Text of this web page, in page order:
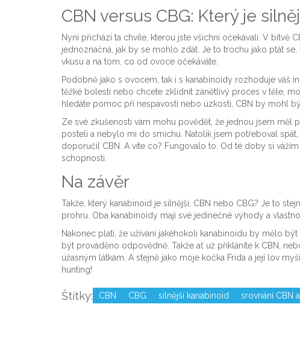
CBN versus CBG: Který je
Nyní přichází ta chvíle, kterou jste všichni očekávali. V bitvě
jednoznačná, jak by se mohlo zdát. Je to trochu jako ptát
vkusu a na tom, co od ovoce očekáváte.
Podobně jako s ovocem, tak i s kanabinoidy rozhoduje váš
těžké bolesti nebo chcete zklidnit zánětlivý proces v těle,
hledáte pomoc při nespavosti nebo úzkosti, CBN by mohl
Ze své zkušenosti vám mohu povědět, že jednou jsem měl
posteli a nebylo mi do smíchu. Natolik jsem potřeboval
doporučil CBN. A víte co? Fungovalo to. Od té doby si
schopnosti.
Na závěr
Takže, který kanabinoid je silnější, CBN nebo CBG? Je to
prohru. Oba kanabinoidy mají své jedinečné výhody a
Nakonec platí, že užívání jakéhokoli kanabinoidu by mělo
být prováděno odpovědně. Takže ať už přikláníte k CBN,
úžasným látkám. A stejně jako moje kočka Frida a její lov
hunting!
Štítky: CBN CBG silnější kanabinoid srovnání CBN